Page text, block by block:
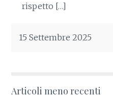
rispetto […]
15 Settembre 2025
Articoli meno recenti